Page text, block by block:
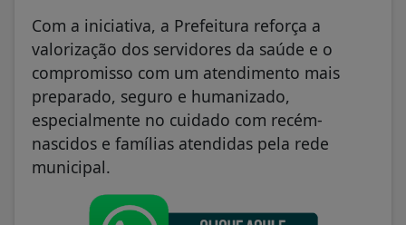
Com a iniciativa, a Prefeitura reforça a
valorização dos servidores da saúde e o
compromisso com um atendimento mais
preparado, seguro e humanizado,
especialmente no cuidado com recém-
nascidos e famílias atendidas pela rede
municipal.